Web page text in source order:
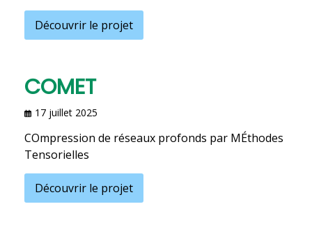
Découvrir le projet
COMET
17 juillet 2025
COmpression de réseaux profonds par MÉthodes
Tensorielles
Découvrir le projet